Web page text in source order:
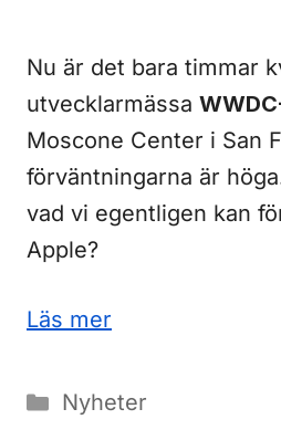
Nu är det bara timmar
utvecklarmässa
Moscone Center i San
förväntningarna är
vad vi egentligen kan
Apple?
Läs mer
Kategorier
Nyheter